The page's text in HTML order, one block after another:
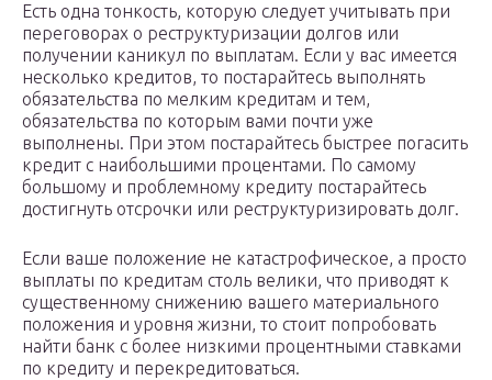
Есть одна тонкость, которую следует учитывать при
переговорах о реструктуризации долгов или
получении каникул по выплатам. Если у вас имеется
несколько кредитов, то постарайтесь выполнять
обязательства по мелким кредитам и тем,
обязательства по которым вами почти уже
выполнены. При этом постарайтесь быстрее погасить
кредит с наибольшими процентами. По самому
большому и проблемному кредиту постарайтесь
достигнуть отсрочки или реструктуризировать долг.
Если ваше положение не катастрофическое, а просто
выплаты по кредитам столь велики, что приводят к
существенному снижению вашего материального
положения и уровня жизни, то стоит попробовать
найти банк с более низкими процентными ставками
по кредиту и перекредитоваться.